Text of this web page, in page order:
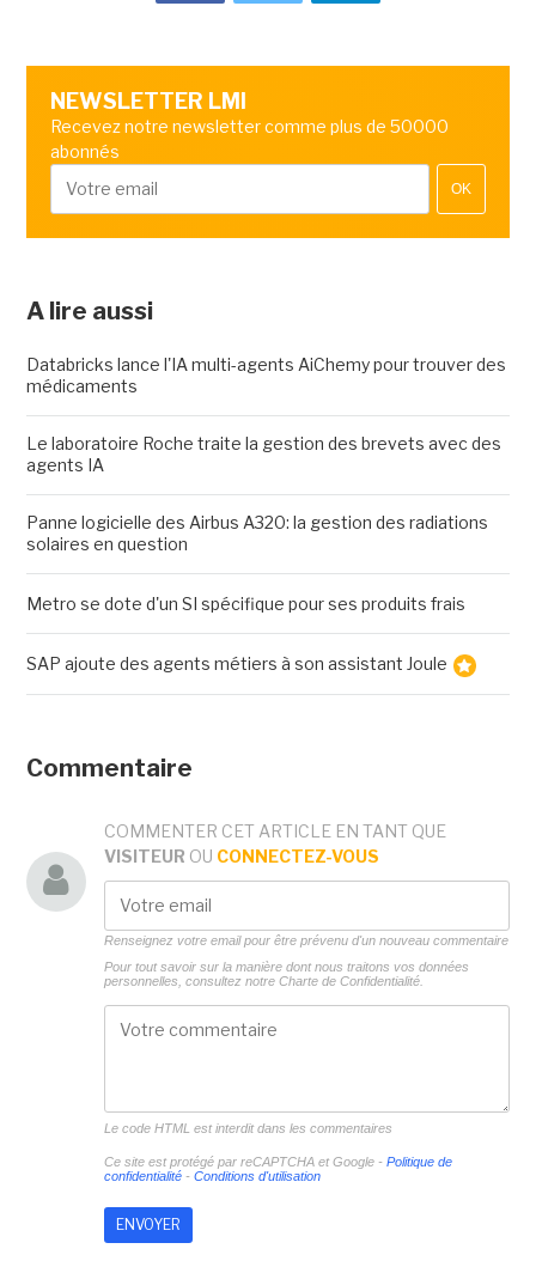
NEWSLETTER LMI
Recevez notre newsletter comme plus de 50000
abonnés
OK
A lire aussi
Databricks lance l'IA multi-agents AiChemy pour trouver des
médicaments
Le laboratoire Roche traite la gestion des brevets avec des
agents IA
Panne logicielle des Airbus A320: la gestion des radiations
solaires en question
Metro se dote d'un SI spécifique pour ses produits frais
SAP ajoute des agents métiers à son assistant Joule
Commentaire
COMMENTER CET ARTICLE EN TANT QUE
VISITEUR OU CONNECTEZ-VOUS
Renseignez votre email pour être prévenu d'un nouveau commentaire
Pour tout savoir sur la manière dont nous traitons vos données
personnelles, consultez notre Charte de Confidentialité.
Le code HTML est interdit dans les commentaires
Ce site est protégé par reCAPTCHA et Google - Politique de
confidentialité- Conditions d'utilisation